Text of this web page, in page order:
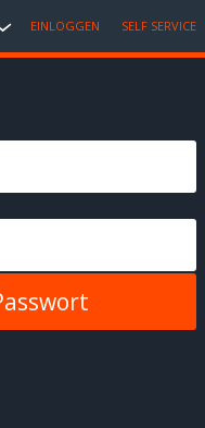
EINLOGGEN SELF SERVICE